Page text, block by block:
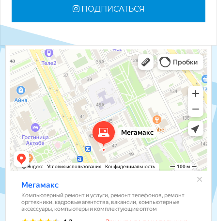
ПОДПИСАТЬСЯ
Мегамакс